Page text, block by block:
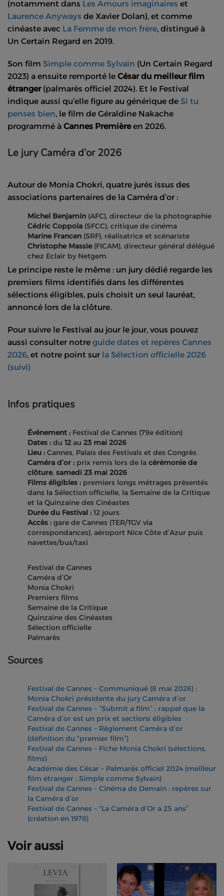
(notamment dans Les Amours imaginaires et
Laurence Anyways de Xavier Dolan), et comme
cinéaste avec La Femme de mon frère, distingué à
Un Certain Regard en 2019.
Son film Simple comme Sylvain (Un Certain Regard
2023) a ensuite remporté le César du meilleur film
étranger(palmarès officiel 2024). Et le Festival
indique aussi qu’elle figure au générique de Si tu
penses bien, le film de Géraldine Nakache
programmé à Cannes Premièreen 2026.
Le jury Caméra d’or 2026
Autour de Monia Chokri, quatre jurés issus des
associations partenaires de la Caméra d’or :
Michel Benjamin (AFC), directeur de la photographie
Cédric Coppola (SFCC), critique de cinéma
Marine Francen (SRF), réalisatrice et scénariste
Christophe Massie(FICAM), directeur général délégué
chez Eclair by Netgem
Le principe reste le même : un jury dédié regarde les
premiers films identifiés dans les différentes
sélections éligibles, puis choisit un seul lauréat,
annoncé lors de la clôture.
Pour suivre le Festival au jour le jour, vous pouvez
aussi consulter notre guide dates et repères Cannes
2026, et notre point sur la Sélection officielle 2026
(suivi)
Infos pratiques
Événement : Festival de Cannes (79e édition)
Dates : du 12au 23 mai 2026
Lieu : Cannes, Palais des Festivals et des Congrès
Caméra d’or : prix remis lors de la cérémonie de
clôture, samedi 23 mai 2026
Films éligibles : premiers longs métrages présentés
dans la Sélection officielle, la Semaine de la Critique
et la Quinzaine des Cinéastes
Durée du Festival : 12 jours
Accès : gare de Cannes (TER/TGV via
correspondances), aéroport Nice Côte d’Azur puis
navettes/bus/taxi
Festival de Cannes
Caméra d’Or
Monia Chokri
Premiers films
Semaine de la Critique
Quinzaine des Cinéastes
Sélection officielle
Palmarès
Sources
Festival de Cannes – Communiqué (8 mai 2026) :
Monia Chokri présidente du jury Caméra d’or
Festival de Cannes – “Submit a film” : rappel que la
Caméra d’or est un prix et sections éligibles
Festival de Cannes – Règlement Caméra d’or
(définition du “premier film”)
Festival de Cannes – Fiche Monia Chokri (sélections,
films)
Académie des César – Palmarès officiel 2024 (meilleur
film étranger : Simple comme Sylvain)
Festival de Cannes – Cinéma de Demain : repères sur
la Caméra d’or
Festival de Cannes – “La Caméra d’Or a 25 ans”
(création en 1978)
Voir aussi